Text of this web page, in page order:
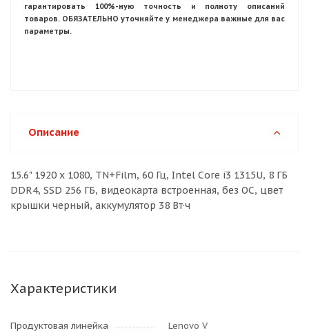
гарантировать 100%-ную точность и полноту описаний
товаров. ОБЯЗАТЕЛЬНО уточняйте у менеджера важные для вас
параметры.
Описание
15.6" 1920 x 1080, TN+Film, 60 Гц, Intel Core i3 1315U, 8 ГБ
DDR4, SSD 256 ГБ, видеокарта встроенная, без ОС, цвет
крышки черный, аккумулятор 38 Вт·ч
Характеристики
Продуктовая линейка
Lenovo V